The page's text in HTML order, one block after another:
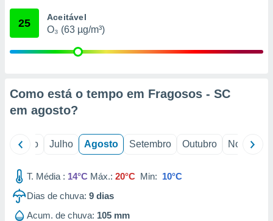
através
1199
25 Aceitável
O₃ (63 µg/m³)
Como está o tempo em Fragosos - SC
em agosto?
Junho Julho Agosto Setembro Outubro Novembro
T. Média : 14°C Máx.: 20°C Min: 10°C
Dias de chuva: 9 dias
Acum. de chuva: 105 mm